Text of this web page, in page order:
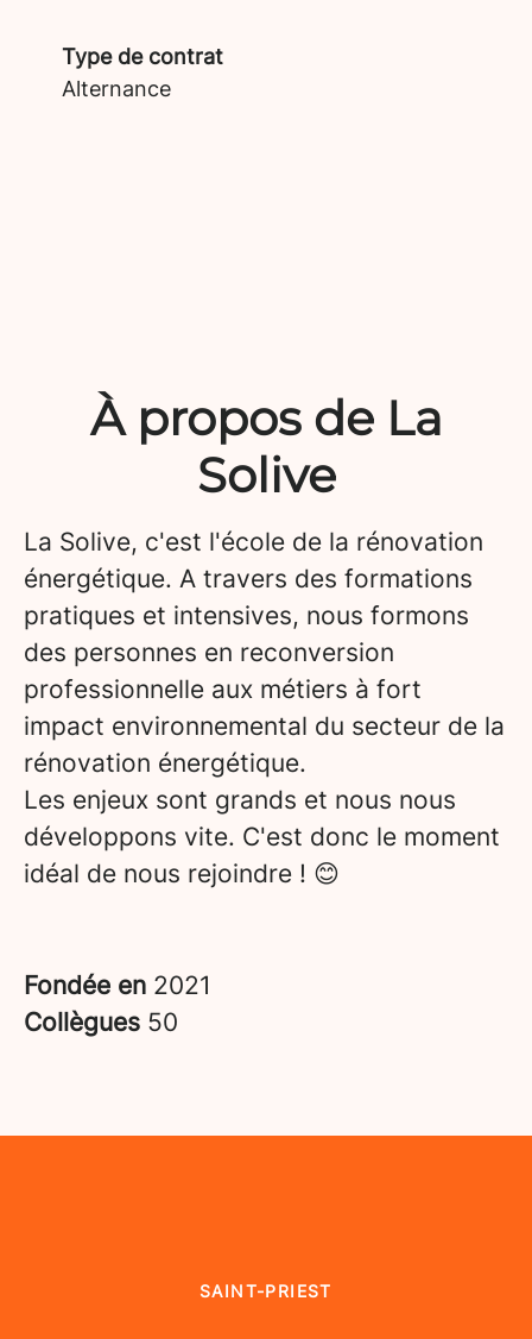
Type de contrat
Alternance
À propos de La
Solive
La Solive, c'est l'école de la rénovation
énergétique. A travers des formations
pratiques et intensives, nous formons
des personnes en reconversion
professionnelle aux métiers à fort
impact environnemental du secteur de la
rénovation énergétique.
Les enjeux sont grands et nous nous
développons vite. C'est donc le moment
idéal de nous rejoindre ! 😊
Fondée en 2021
Collègues 50
SAINT-PRIEST